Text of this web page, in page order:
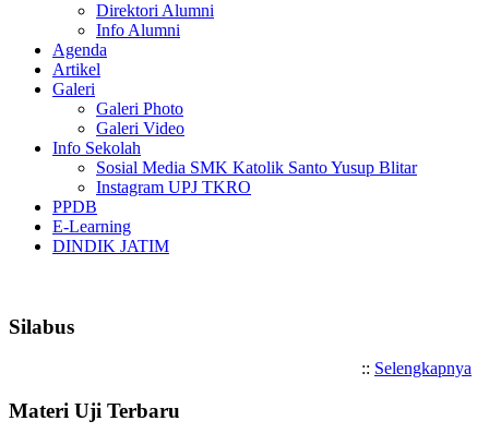
Direktori Alumni
Info Alumni
Agenda
Artikel
Galeri
Galeri Photo
Galeri Video
Info Sekolah
Sosial Media SMK Katolik Santo Yusup Blitar
Instagram UPJ TKRO
PPDB
E-Learning
DINDIK JATIM
Silabus
:: Selengkapnya
Materi Uji Terbaru